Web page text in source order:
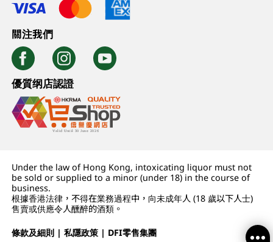
關注我們
優質纲店認證
Under the law of Hong Kong, intoxicating liquor must not
be sold or supplied to a minor (under 18) in the course of
business.
根據香港法律，不得在業務過程中，向未成年人 (18 歲以下人士)
售賣或供應令人醺醉的酒類。
條款及細則 |私隱政策 | DFI零售集團